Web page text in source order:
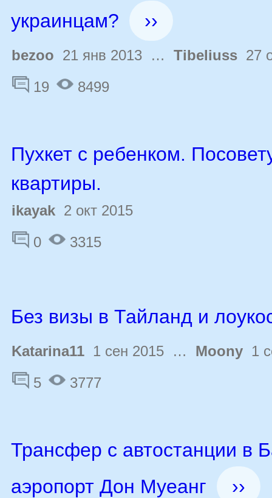
украинцам?
››
bezoo 21 янв 2013 … Tibeliuss 27
19
8499
Пухкет с ребенком.
квартиры.
ikayak 2 окт 2015
0
3315
Без визы в Тайланд и
Katarina11 1 сен 2015 … Moony 1
5
3777
Трансфер с автостанции в
аэропорт Дон Муеанг
››